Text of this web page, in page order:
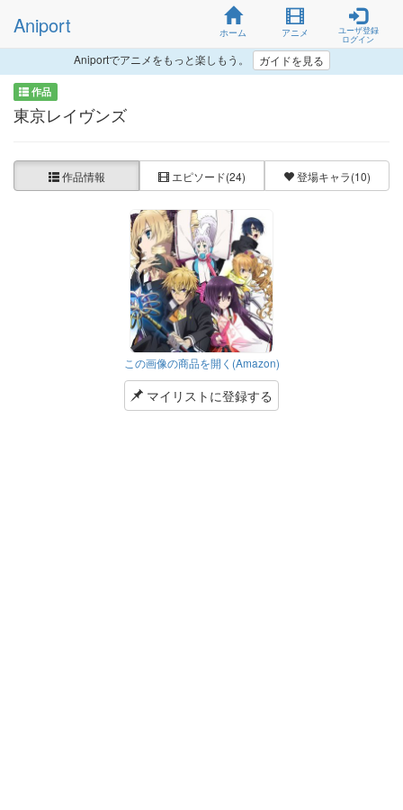
Aniport ホーム アニメ
ユーザ登録
ログイン
Aniportでアニメをもっと楽しもう。 ガイドを見る
作品
東京レイヴンズ
作品情報 エピソード(24) 登場キャラ(10)
この画像の商品を開く(Amazon)
マイリストに登録する